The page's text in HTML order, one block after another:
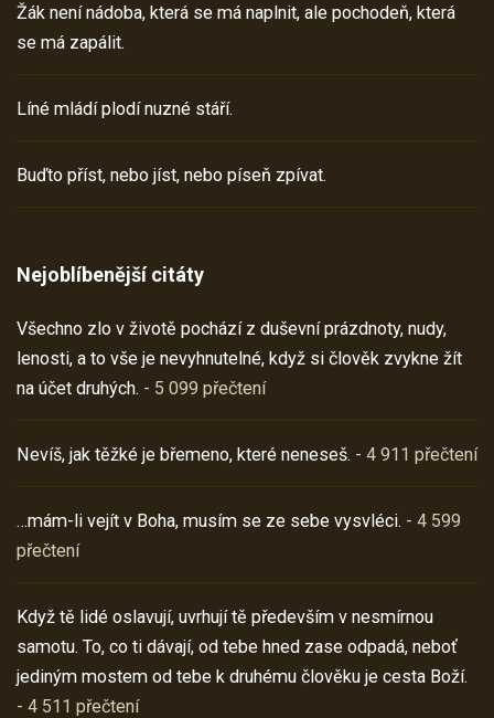
Žák není nádoba, která se má naplnit, ale pochodeň, která
se má zapálit.
Líné mládí plodí nuzné stáří.
Buďto příst, nebo jíst, nebo píseň zpívat.
Nejoblíbenější citáty
Všechno zlo v životě pochází z duševní prázdnoty, nudy,
lenosti, a to vše je nevyhnutelné, když si člověk zvykne žít
na účet druhých. - 5 099 přečtení
Nevíš, jak těžké je břemeno, které neneseš. - 4 911 přečtení
…mám-li vejít v Boha, musím se ze sebe vysvléci. - 4 599
přečtení
Když tě lidé oslavují, uvrhují tě především v nesmírnou
samotu. To, co ti dávají, od tebe hned zase odpadá, neboť
jediným mostem od tebe k druhému člověku je cesta Boží.
- 4 511 přečtení